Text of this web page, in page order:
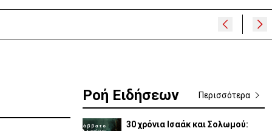
Ροή Ειδήσεων Περισσότερα
30 χρόνια Ισαάκ και Σολωμού: